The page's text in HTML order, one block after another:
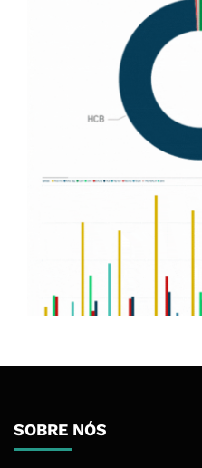
SOBRE NÓS